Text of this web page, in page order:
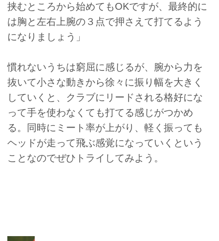
挟むところから始めてもOKですが、最終的に
は胸と左右上腕の３点で押さえて打てるよう
になりましょう」
慣れないうちは窮屈に感じるが、腕から力を
抜いて小さな動きから徐々に振り幅を大きく
していくと、クラブにリードされる格好にな
って手を使わなくても打てる感じがつかめ
る。同時にミート率が上がり、軽く振っても
ヘッドが走って飛ぶ感覚になっていくという
ことなのでぜひトライしてみよう。